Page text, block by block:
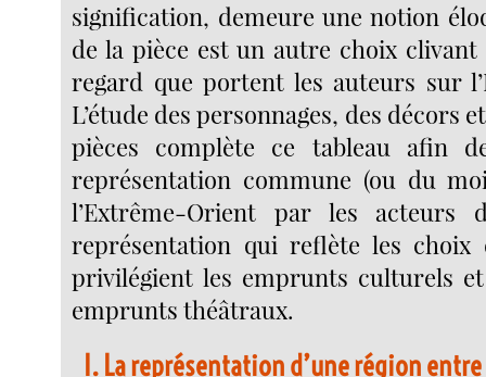
signification, demeure une notion
de la pièce est un autre choix
regard que portent les auteurs sur
L’étude des personnages, des décors
pièces complète ce tableau afin
représentation commune (ou du
l’Extrême-Orient par les acteurs
représentation qui reflète les choix
privilégient les emprunts culturels
emprunts théâtraux.
I. La représentation d’une région